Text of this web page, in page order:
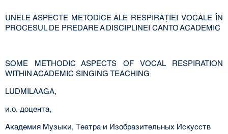
UNELE ASPECTE METODICE ALE RESPIRAŢIEI VOCALE ÎN
PROCESUL DE PREDARE A DISCIPLINEI CANTO ACADEMIC
SOME METHODIC ASPECTS OF VOCAL RESPIRATION
WITHIN ACADEMIC SINGING TEACHING
LUDMILA AGA,
и.о. доцента,
Академия Музыки, Театра и Изобразительных Искусств